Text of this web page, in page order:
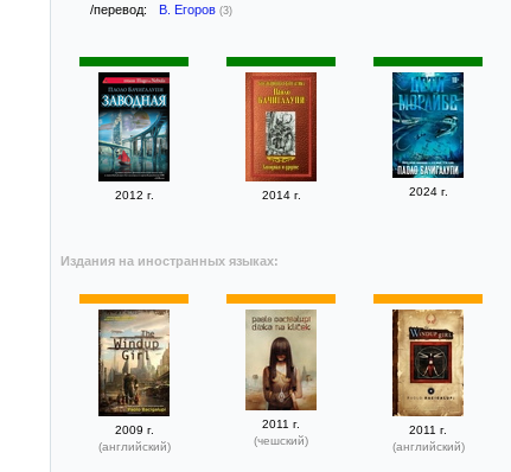
/перевод: В. Егоров (3)
2012 г. 2014 г. 2024 г.
Издания на иностранных языках:
2009 г.
(английский)
2011 г.
(чешский)
2011 г.
(английский)